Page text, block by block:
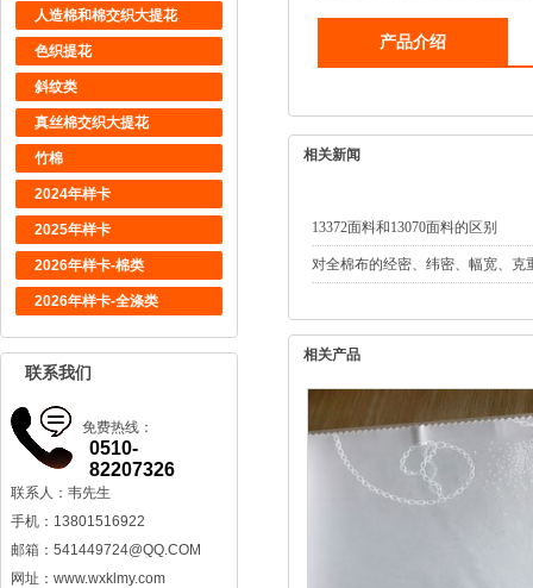
人造棉和棉交织大提花
色织提花
斜纹类
真丝棉交织大提花
竹棉
2024年样卡
2025年样卡
2026年样卡-棉类
2026年样卡-全涤类
联系我们
免费热线：
0510-
82207326
联系人：韦先生
手机：13801516922
邮箱： 541449724@QQ.COM
网址：www.wxklmy.com
产品介绍
相关新闻
13372面料和13070面料的区别
对全棉布的经密、纬密、幅宽、克
相关产品